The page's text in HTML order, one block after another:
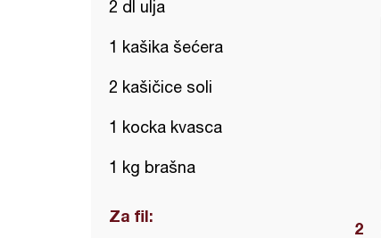
2 dl ulja
1 kašika šećera
2 kašičice soli
1 kocka kvasca
1 kg brašna
Za fil: